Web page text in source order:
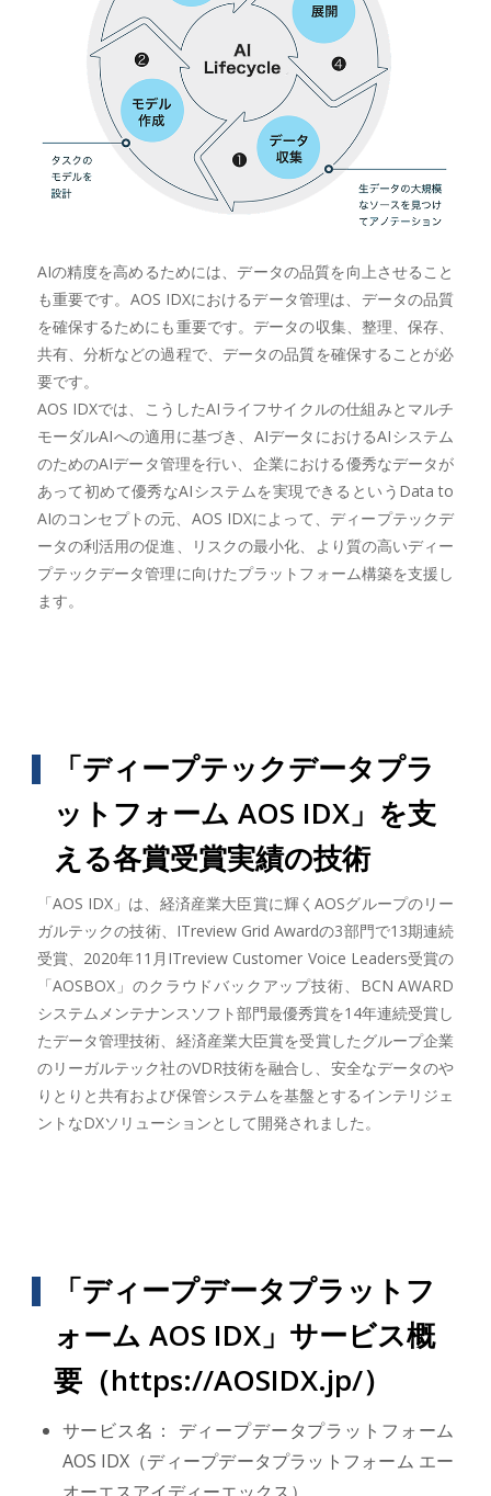
AIの精度を高めるためには、データの品質を向上させること
も重要です。AOS IDXにおけるデータ管理は、データの品質
を確保するためにも重要です。データの収集、整理、保存、
共有、分析などの過程で、データの品質を確保することが必
要です。
AOS IDXでは、こうしたAIライフサイクルの仕組みとマルチ
モーダルAIへの適用に基づき、AIデータにおけるAIシステム
のためのAIデータ管理を行い、企業における優秀なデータが
あって初めて優秀なAIシステムを実現できるというData to
AIのコンセプトの元、AOS IDXによって、ディープテックデ
ータの利活用の促進、リスクの最小化、より質の高いディー
プテックデータ管理に向けたプラットフォーム構築を支援し
ます。
「ディープテックデータプラ
ットフォーム AOS IDX」を支
える各賞受賞実績の技術
「AOS IDX」は、経済産業大臣賞に輝くAOSグループのリー
ガルテックの技術、ITreview Grid Awardの3部門で13期連続
受賞、2020年11月ITreview Customer Voice Leaders受賞の
「AOSBOX」のクラウドバックアップ技術、BCN AWARD
システムメンテナンスソフト部門最優秀賞を14年連続受賞し
たデータ管理技術、経済産業大臣賞を受賞したグループ企業
のリーガルテック社のVDR技術を融合し、安全なデータのや
りとりと共有および保管システムを基盤とするインテリジェ
ントなDXソリューションとして開発されました。
「ディープデータプラットフ
ォーム AOS IDX」サービス概
要（https://AOSIDX.jp/）
サービス名： ディープデータプラットフォーム
AOS IDX（ディープデータプラットフォーム エー